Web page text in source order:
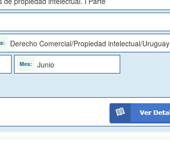
Derecho Comercial/Propiedad intelectual/Uruguay
Junio